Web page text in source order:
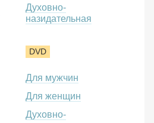
Духовно-
назидательная
DVD
Для мужчин
Для женщин
Духовно-